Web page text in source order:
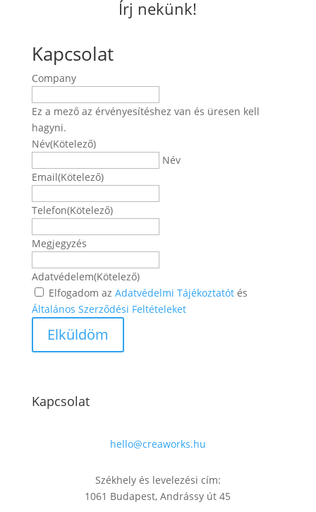
Írj nekünk!
Kapcsolat
Company
Ez a mező az érvényesítéshez van és üresen kell
hagyni.
Név(Kötelező)
Név
Email(Kötelező)
Telefon(Kötelező)
Megjegyzés
Adatvédelem(Kötelező)
Elfogadom az Adatvédelmi Tájékoztatótés
Általános Szerződési Feltételeket
Kapcsolat
hello@creaworks.hu
Székhely és levelezési cím:
1061 Budapest, Andrássy út 45